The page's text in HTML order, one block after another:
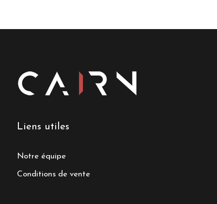
Liens utiles
Notre équipe
Conditions de vente